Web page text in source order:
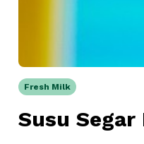
Fresh Milk
Susu